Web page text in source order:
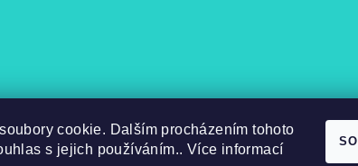
cookie. Dalším procházením tohoto
s jejich používáním.. Více informací